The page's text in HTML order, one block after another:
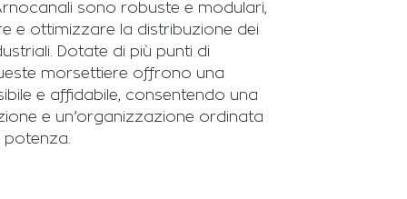
sono robuste e modulari,
e ottimizzare la distribuzione dei
Dotate di più punti di
morsettiere offrono una
e affidabile, consentendo una
e un’organizzazione ordinata